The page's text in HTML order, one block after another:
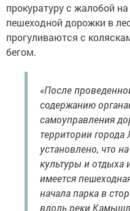
прокуратуру с жалобой
пешеходной дорожки в
прогуливаются с
бегом.
«После
содержанию
самоуправления
территории города
установлено, что
культуры и отдыха
имеется
начала парка в
вдоль реки